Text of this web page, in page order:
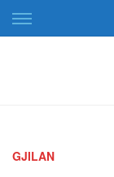
Skip
to
GJILAN